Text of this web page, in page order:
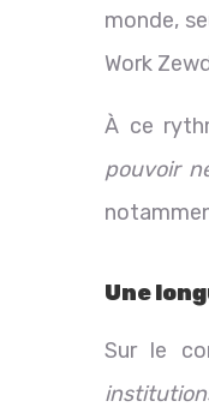
monde,
Work
À ce
pouvoir
Une
Sur le